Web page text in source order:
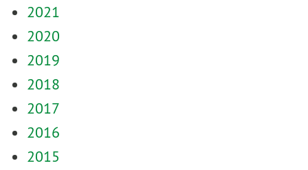
2021
2020
2019
2018
2017
2016
2015